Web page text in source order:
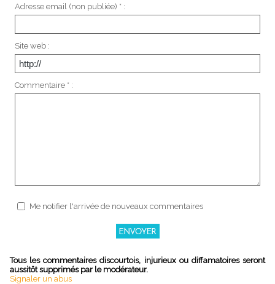
Adresse email (non publiée) * :
Site web :
Commentaire * :
Me notifier l'arrivée de nouveaux commentaires
Tous les commentaires discourtois, injurieux ou diffamatoires seront
aussitôt supprimés par le modérateur.
Signaler un abus